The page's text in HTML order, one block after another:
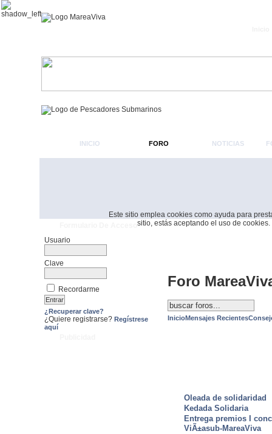
Este sitio emplea cookies como ayuda para
sitio, estás aceptando el uso de cookies.
INICIO FORO NOTICIAS
Usuario
Clave
Recordarme
¿Recuperar clave?
¿Quiere registrarse? Regístrese
aquí
Foro
InicioMensajes Recientes
Oleada de solidaridad
Kedada Solidaria
Entrega premios I
ViÃ±asub-MareaViva